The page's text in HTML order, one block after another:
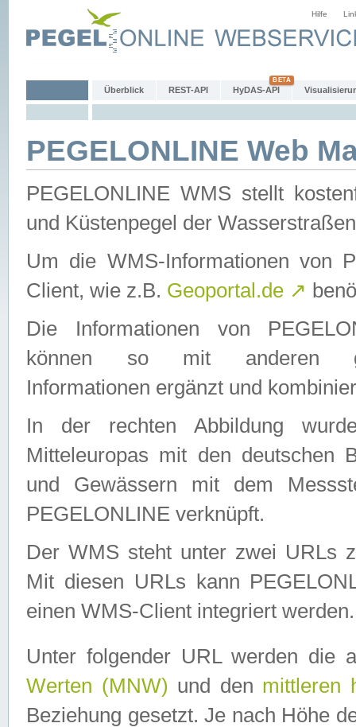
Hilfe
Überblick REST-API HyDAS-API
PEGELONLINE Web
PEGELONLINE WMS stellt
und Küstenpegel der
Um die WMS-Informationen von
Client, wie z.B. Geoportal.de ↗
Die Informationen von
können so mit anderen
Informationen ergänzt und
In der rechten Abbildung
Mitteleuropas mit den deutschen
und Gewässern mit dem
PEGELONLINE verknüpft.
Der WMS steht unter zwei URLs
Mit diesen URLs kann
einen WMS-Client integriert werden.
Unter folgender URL werden die
Werten (MNW) und den mittleren
Beziehung gesetzt. Je nach Höhe